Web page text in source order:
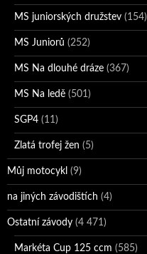
MS juniorských družstev (154)
MS Juniorů (252)
MS Na dlouhé dráze (367)
MS Na ledě (501)
SGP4 (11)
Zlatá trofej žen (5)
Můj motocykl (9)
na jiných závodištích (4)
Ostatní závody (4 471)
Markéta Cup 125 ccm (585)